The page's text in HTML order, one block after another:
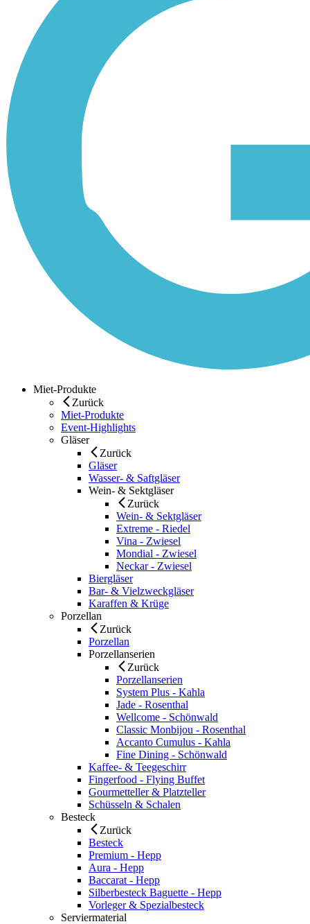
Miet-Produkte
Zurück
Miet-Produkte
Event-Highlights
Gläser
Zurück
Gläser
Wasser- & Saftgläser
Wein- & Sektgläser
Zurück
Wein- & Sektgläser
Extreme - Riedel
Vina - Zwiesel
Mondial - Zwiesel
Neckar - Zwiesel
Biergläser
Bar- & Vielzweckgläser
Karaffen & Krüge
Porzellan
Zurück
Porzellan
Porzellanserien
Zurück
Porzellanserien
System Plus - Kahla
Jade - Rosenthal
Wellcome - Schönwald
Classic Monbijou - Rosenthal
Accanto Cumulus - Kahla
Fine Dining - Schönwald
Kaffee- & Teegeschirr
Fingerfood - Flying Buffet
Gourmetteller & Platzteller
Schüsseln & Schalen
Besteck
Zurück
Besteck
Premium - Hepp
Aura - Hepp
Baccarat - Hepp
Silberbesteck Baguette - Hepp
Vorleger & Spezialbesteck
Serviermaterial